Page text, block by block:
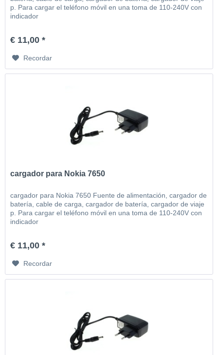
p. Para cargar el teléfono móvil en una toma de 110-240V con
indicador
€ 11,00 *
Recordar
cargador para Nokia 7650
cargador para Nokia 7650 Fuente de alimentación, cargador de
batería, cable de carga, cargador de batería, cargador de viaje
p. Para cargar el teléfono móvil en una toma de 110-240V con
indicador
€ 11,00 *
Recordar